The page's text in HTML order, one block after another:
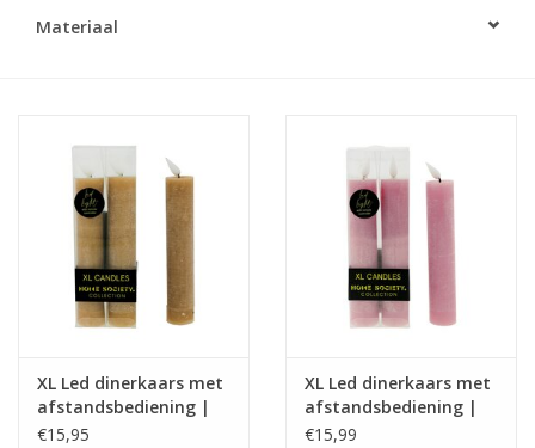
LED Kaarsen
Relatiegeschenken & Bedankjes
Huisparfums
Merken
Materiaal
XL Led dinerkaars met
afstandsbediening |
taupe | Home Society
€15,95
XL Led dinerkaars met
afstandsbediening |
lilac | Home Society
€15,99